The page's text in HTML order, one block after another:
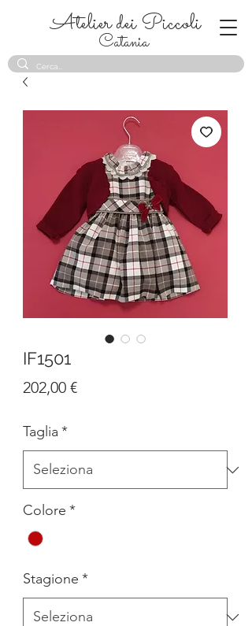
Atelier dei Piccoli
Catania
IF1501
202,00 €Prezzo
Taglia *
Colore *
Stagione *